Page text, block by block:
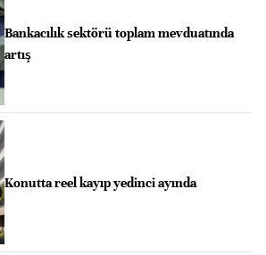
Bankacılık sektörü toplam mevduatında
artış
Konutta reel kayıp yedinci ayında